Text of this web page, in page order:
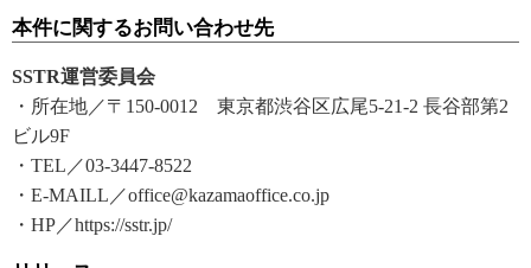
本件に関するお問い合わせ先
SSTR運営委員会
・所在地／〒150-0012 東京都渋谷区広尾5-21-2 長谷部第2
ビル9F
・TEL／03-3447-8522
・E-MAILL／office@kazamaoffice.co.jp
・HP／https://sstr.jp/